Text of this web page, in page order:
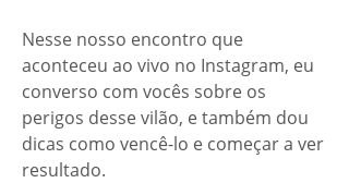
Nesse nosso encontro que
aconteceu ao vivo no Instagram, eu
converso com vocês sobre os
perigos desse vilão, e também dou
dicas como vencê-lo e começar a ver
resultado.